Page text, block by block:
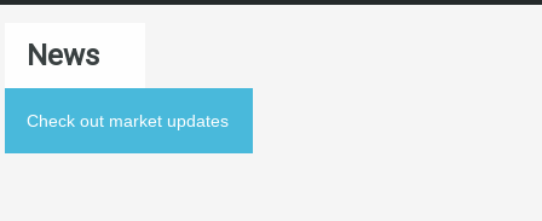
News
Check out market updates